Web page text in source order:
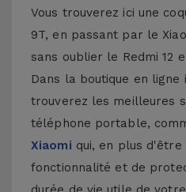
Vous trouverez ici une
9T, en passant par le
sans oublier le Redmi 12
Dans la boutique en ligne
trouverez les meilleures
téléphone portable,
Xiaomi qui, en plus d'être
fonctionnalité et de